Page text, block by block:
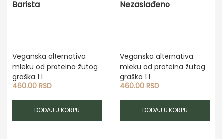
Barista
Veganska alternativa
mleku od proteina žutog
graška 1 l
460.00 RSD
DODAJ U KORPU
Nezaslađeno
Veganska alternativa
mleku od proteina žutog
graška 1 l
460.00RSD
DODAJ U KORPU